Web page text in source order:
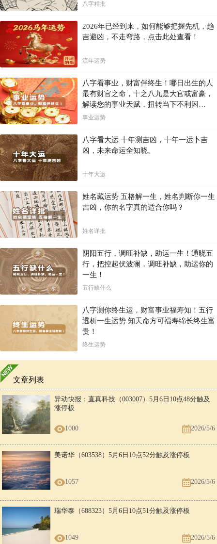
八字精批
2026年已经到来，如何能够把握先机，趋
吉避凶，不走弯路，点击此处查看！
流年运势
八字看事业，财富伴终生！哪日出生的人
最有财官之命，十之八九是大官或富豪，
解读您的事业天赋，扭转当下不利困
局！！
事业运势
八字看大运 十年测吉凶，十年一运卜吉
凶，未来命运全知晓。
十年大运
姓名藏运势 五格解一生，姓名判断你一生
吉凶，你的名字真的适合你吗？
姓名详批
阴阳五行，调旺补缺，助运一生！通晓五
行，把控起伏波澜，调旺补缺，助运你的
一生！
五行缺什么
八字测你终生运，财富事业福寿知！五行
透析一生运势 知天命方可福寿绵长终生富
贵！
终生运势
文章列表
异动快报：直真科技（003007）5月6日10点48分触及
涨停板
1000 2026/5/6
美诺华（603538）5月6日10点52分触及涨停板
1057 2026/5/6
瑞华泰（688323）5月6日10点51分触及涨停板
1049 2026/5/6